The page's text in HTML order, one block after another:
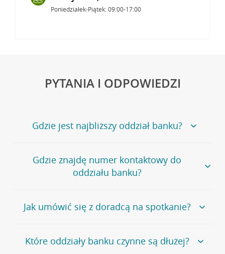
Poniedziałek-Piątek: 09:00-17:00
PYTANIA I ODPOWIEDZI
Gdzie jest najbliższy oddział banku?
Jeśli szukasz oddziału naszego banku, zapraszamy na
stronęPlacówki i bankomaty, na której znajduje się
wygodna wyszukiwarka.
oddziałów
Gdzie znajdę numer kontaktowy do
oddziału banku?
Bank Credit Agricole nie udostępnia ogólnego numeru
telefonu do placówki bankowej.
umówienia się z doradcą w placówce bankowej .
Jak umówić się z doradcą na spotkanie?
Jeśli jesteś już naszym
klientemmożeszsamodzielnieumówić się na spotkanie z
Które oddziały banku czynne są dłużej?